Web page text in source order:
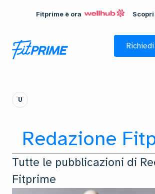
Fitprime è ora
U
Redazione
Tutte le pubblicazioni di
Fitprime